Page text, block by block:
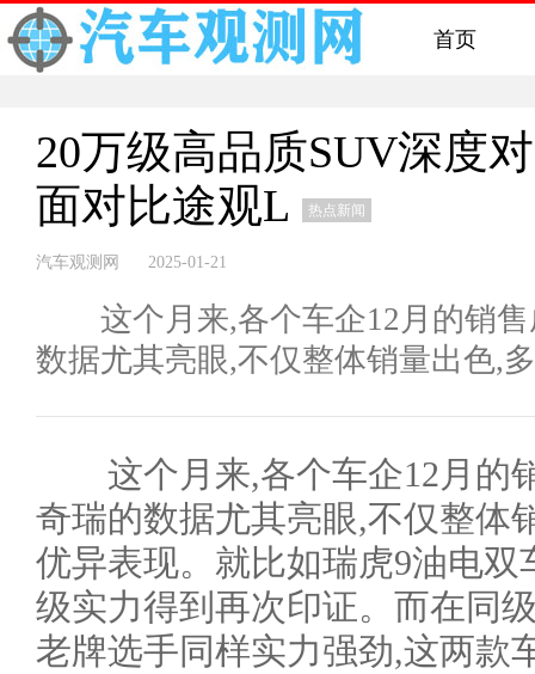
首页
20万级高品质SUV深度
面对比途观L
热点新闻
汽车观测网 2025-01-21
这个月来,各个车企12月的销售
数据尤其亮眼,不仅整体销量出色,
这个月来,各个车企12月的
奇瑞的数据尤其亮眼,不仅整体
优异表现。就比如瑞虎9油电双
级实力得到再次印证。而在同
老牌选手同样实力强劲,这两款